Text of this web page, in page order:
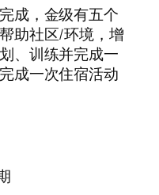
成，金级有五个
助社区/环境，增
、训练并完成一
成一次住宿活动